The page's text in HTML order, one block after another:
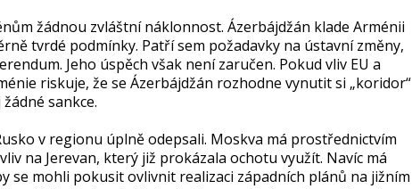
žádnou zvláštní náklonnost. Ázerbájdžán klade Arménii
tvrdé podmínky. Patří sem požadavky na ústavní změny,
Jeho úspěch však není zaručen. Pokud vliv EU a
riskuje, že se Ázerbájdžán rozhodne vynutit si „koridor“
sankce.
v regionu úplně odepsali. Moskva má prostřednictvím
na Jerevan, který již prokázala ochotu využít. Navíc má
se mohli pokusit ovlivnit realizaci západních plánů na jižním